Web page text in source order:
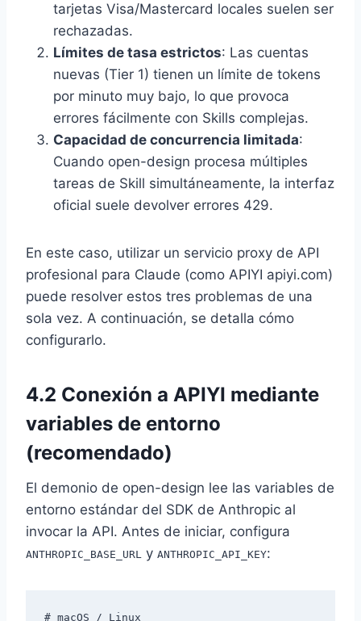
tarjetas Visa/Mastercard locales suelen ser
rechazadas.
Límites de tasa estrictos: Las cuentas
nuevas (Tier 1) tienen un límite de tokens
por minuto muy bajo, lo que provoca
errores fácilmente con Skills complejas.
Capacidad de concurrencia limitada:
Cuando open-design procesa múltiples
tareas de Skill simultáneamente, la interfaz
oficial suele devolver errores 429.
En este caso, utilizar un servicio proxy de API
profesional para Claude (como APIYI apiyi.com)
puede resolver estos tres problemas de una
sola vez. A continuación, se detalla cómo
configurarlo.
4.2 Conexión a APIYI mediante
variables de entorno
(recomendado)
El demonio de open-design lee las variables de
entorno estándar del SDK de Anthropic al
invocar la API. Antes de iniciar, configura
ANTHROPIC_BASE_URL y ANTHROPIC_API_KEY:
# macOS / Linux